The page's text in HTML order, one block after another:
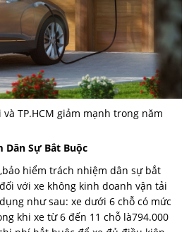
TP.HCM giảm mạnh trong năm
Dân Sự Bắt Buộc
hiểm trách nhiệm dân sự bắt
với xe không kinh doanh vận tải
như sau: xe dưới 6 chỗ có mức
khi xe từ 6 đến 11 chỗ là794.000